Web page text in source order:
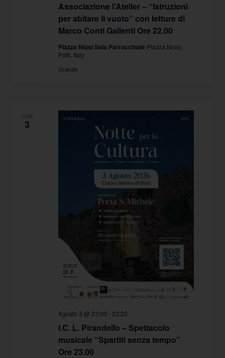
Associazione l’Atelier – “Istruzioni
per abitare il vuoto” con letture di
Marco Conti Gallenti Ore 22.00
Piazza Niosi Sala Parrocchiale Piazza Niosi,
Patti, Italy
Gratuito
LUN
3
I.C. L. Pirandello – Spettacolo
musicale “Spartiti senza tempo”
Ore 23.00
Agosto 3 @ 23:00 - 23:20